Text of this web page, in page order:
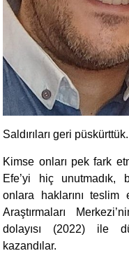
Saldırıları geri püskürttük.
Kimse onları pek fark
Efe’yi hiç unutmadık,
onlara haklarını
Araştırmaları
dolayısı (2022) ile
kazandılar.